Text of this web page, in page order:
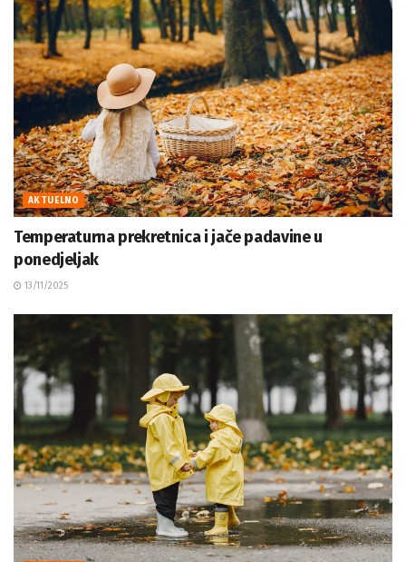
AKTUELNO
Temperaturna prekretnica i jače padavine u
ponedjeljak
13/11/2025